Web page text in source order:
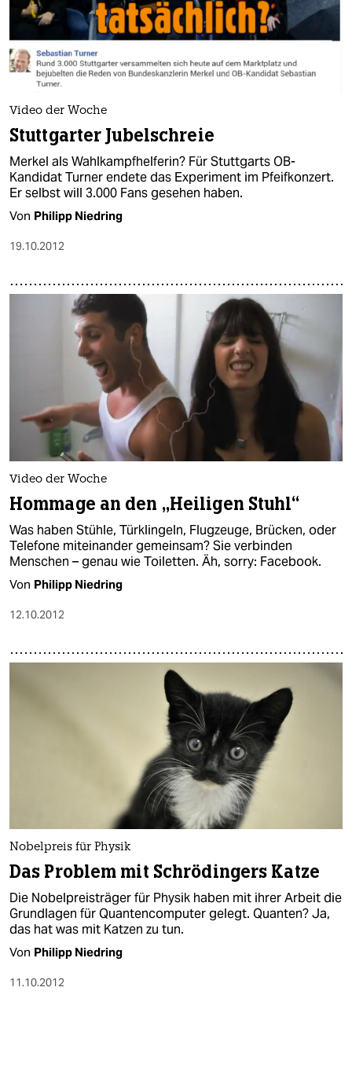
Video der Woche
Stuttgarter Jubelschreie
Merkel als Wahlkampfhelferin? Für Stuttgarts OB-
Kandidat Turner endete das Experiment im Pfeifkonzert.
Er selbst will 3.000 Fans gesehen haben.
Von Philipp Niedring
19.10.2012
Video der Woche
Hommage an den „Heiligen Stuhl“
Was haben Stühle, Türklingeln, Flugzeuge, Brücken, oder
Telefone miteinander gemeinsam? Sie verbinden
Menschen – genau wie Toiletten. Äh, sorry: Facebook.
Von Philipp Niedring
12.10.2012
Nobelpreis für Physik
Das Problem mit Schrödingers Katze
Die Nobelpreisträger für Physik haben mit ihrer Arbeit die
Grundlagen für Quantencomputer gelegt. Quanten? Ja,
das hat was mit Katzen zu tun.
Von Philipp Niedring
11.10.2012